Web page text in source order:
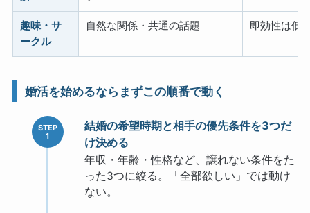
趣味・サ
ークル
自然な関係・共通の話題 即効性は低
婚活を始めるならまずこの順番で動く
結婚の希望時期と相手の優先条件を3つだ
け決める
年収・年齢・性格など、譲れない条件をた
った3つに絞る。「全部欲しい」では動け
ない。